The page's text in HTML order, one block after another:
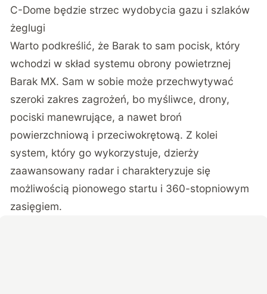
C-Dome będzie strzec wydobycia gazu i szlaków
żeglugi
Warto podkreślić, że Barak to sam pocisk, który
wchodzi w skład systemu obrony powietrznej
Barak MX. Sam w sobie może przechwytywać
szeroki zakres zagrożeń, bo myśliwce, drony,
pociski manewrujące, a nawet broń
powierzchniową i przeciwokrętową. Z kolei
system, który go wykorzystuje, dzierży
zaawansowany radar i charakteryzuje się
możliwością pionowego startu i 360-stopniowym
zasięgiem.